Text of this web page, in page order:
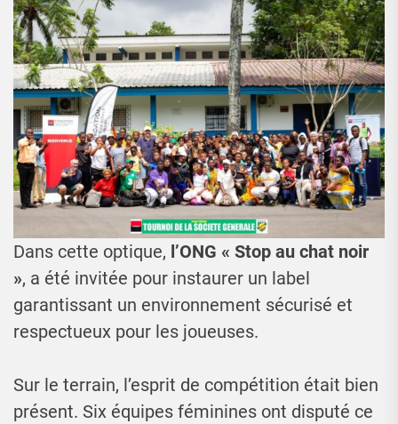
Dans cette optique, l’ONG « Stop au chat noir
», a été invitée pour instaurer un label
garantissant un environnement sécurisé et
respectueux pour les joueuses.
Sur le terrain, l’esprit de compétition était bien
présent. Six équipes féminines ont disputé ce